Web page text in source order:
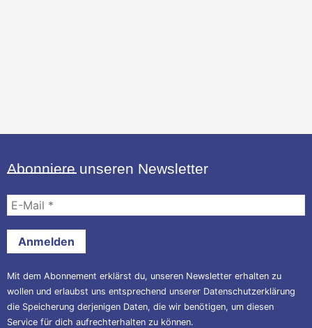
Abonniere unseren Newsletter
Mail
Mit dem Abonnement erklärst du, unseren Newsletter erhalten zu
wollen und erlaubst uns entsprechend unserer Datenschutzerklärung
die Speicherung derjenigen Daten, die wir benötigen, um diesen
Service für dich aufrechterhalten zu können.